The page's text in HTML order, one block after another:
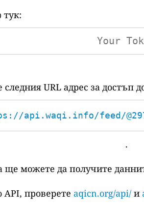
тук:
URL адрес за достъп
api.waqi.info/feed/@2978/
.
ще можете да получите
проверете aqicn.org/api/ и